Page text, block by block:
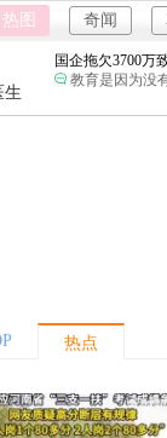
奇闻
热图
生
小房间要留条
国企拖欠3700万
教育是因为没
26岁女儿谈47岁
女子开一天一夜
精神不振，缺氧
国企拖欠3700万
教育是因为没
热点